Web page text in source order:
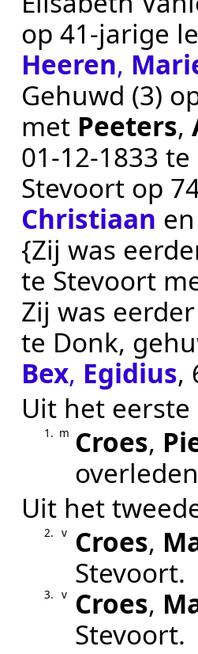
op 41-jarige
Heeren,
Gehuwd (3)
met Peeters,
01‑12‑1833 te
Stevoort op
Christiaan en
{Zij was
te Stevoort
Zij was
te Donk,
Bex, Egidius,
Uit het
1. m Croes,
Uit het
2. v Croes,
Stevoort.
3. v Croes,
Stevoort.